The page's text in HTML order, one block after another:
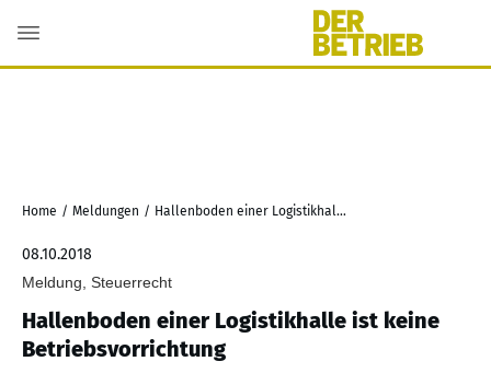
Home / Meldungen / Hallenboden einer Logistikhalle ist keine Betriebsvorrichtung
08.10.2018
Meldung, Steuerrecht
Hallenboden einer Logistikhalle ist keine
Betriebsvorrichtung